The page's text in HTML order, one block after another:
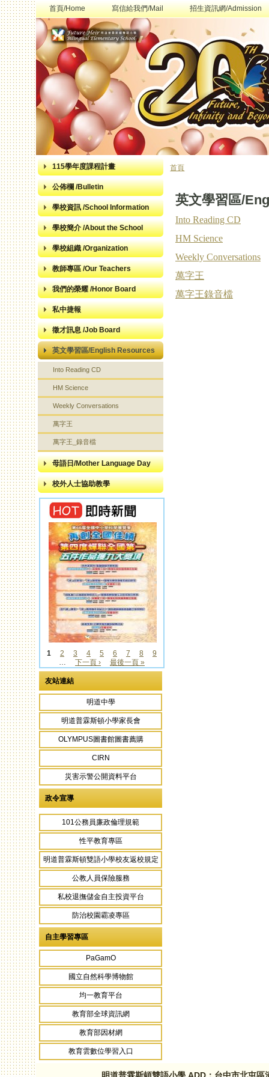
首頁/Home 寫信給我們/Mail 招生資訊網/Admission
115學年度課程計畫
公佈欄 /Bulletin
學校資訊 /School Information
學校簡介 /About the School
學校組織 /Organization
教師專區 /Our Teachers
我們的榮耀 /Honor Board
私中捷報
徵才訊息 /Job Board
英文學習區/English Resources
Into Reading CD
HM Science
Weekly Conversations
萬字王
萬字王_錄音檔
母語日/Mother Language Day
校外人士協助教學
頁面
1 2 3 4 5 6 7 8
9
…
下一頁 › 最後一頁 »
友站連結
明道中學
明道普霖斯頓小學家長會
OLYMPUS圖書館圖書薦購
CIRN
災害示警公開資料平台
政令宣導
101公務員廉政倫理規範
性平教育專區
明道普霖斯頓雙語小學校友返校規定
公教人員保險服務
私校退撫儲金自主投資平台
防治校園霸凌專區
自主學習專區
PaGamO
國立自然科學博物館
均一教育平台
教育部全球資訊網
教育部因材網
教育雲數位學習入口
首頁
英文學習區/
Into Reading CD
HM Science
Weekly Conversations
萬字王
萬字王錄音檔